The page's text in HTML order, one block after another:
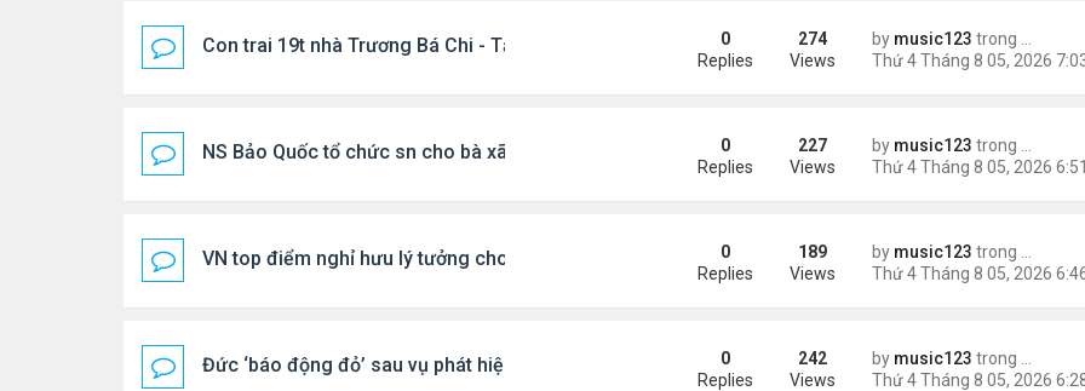
Con trai 19t nhà Trương Bá Chi - Tạ Đình Phong by music123 trong
0
Replies
274
Views
NS Bảo Quốc tổ chức sn cho bà xã by music123 trong
0
Replies
227
Views
VN top điểm nghỉ hưu lý tưởng cho người Mỹ by music123 trong
0
Replies
189
Views
Đức ‘báo động đỏ’ sau vụ phát hiện UAV mang chất nổ ở sân bay by music123 trong
0
Replies
242
Views